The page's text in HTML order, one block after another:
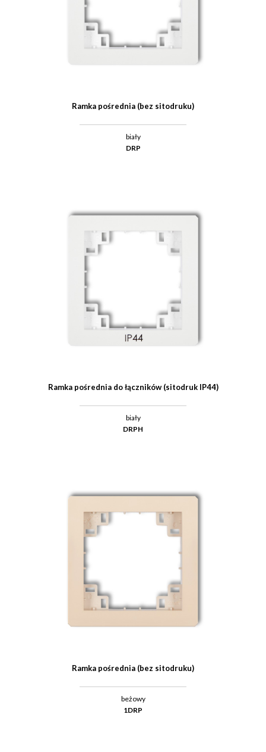
Ramka pośrednia (bez sitodruku)
biały
DRP
Ramka pośrednia do łączników (sitodruk IP44)
biały
DRPH
Ramka pośrednia (bez sitodruku)
beżowy
1DRP